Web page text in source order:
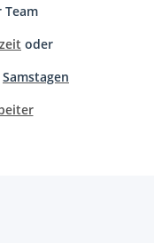
Team
oder
Samstagen